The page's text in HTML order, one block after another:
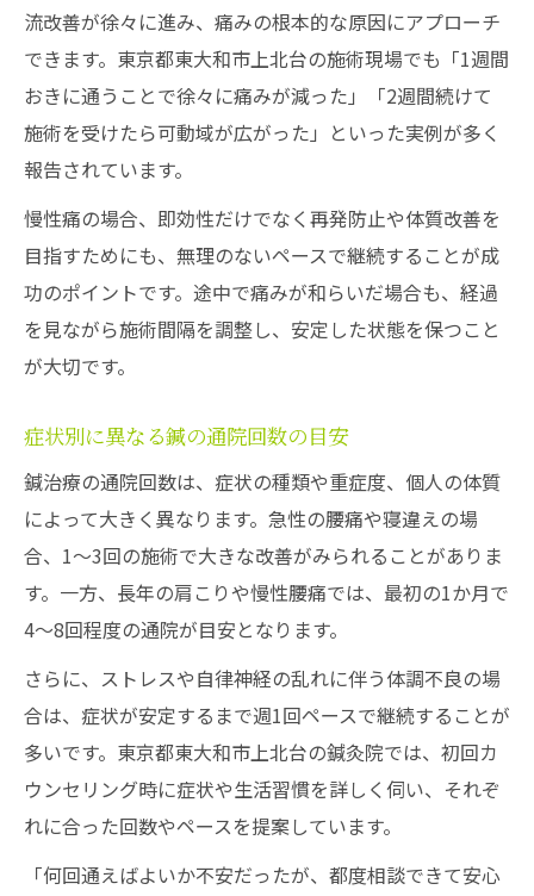
流改善が徐々に進み、痛みの根本的な原因にアプローチ
できます。東京都東大和市上北台の施術現場でも「1週間
おきに通うことで徐々に痛みが減った」「2週間続けて
施術を受けたら可動域が広がった」といった実例が多く
報告されています。
慢性痛の場合、即効性だけでなく再発防止や体質改善を
目指すためにも、無理のないペースで継続することが成
功のポイントです。途中で痛みが和らいだ場合も、経過
を見ながら施術間隔を調整し、安定した状態を保つこと
が大切です。
症状別に異なる鍼の通院回数の目安
鍼治療の通院回数は、症状の種類や重症度、個人の体質
によって大きく異なります。急性の腰痛や寝違えの場
合、1〜3回の施術で大きな改善がみられることがありま
す。一方、長年の肩こりや慢性腰痛では、最初の1か月で
4〜8回程度の通院が目安となります。
さらに、ストレスや自律神経の乱れに伴う体調不良の場
合は、症状が安定するまで週1回ペースで継続することが
多いです。東京都東大和市上北台の鍼灸院では、初回カ
ウンセリング時に症状や生活習慣を詳しく伺い、それぞ
れに合った回数やペースを提案しています。
「何回通えばよいか不安だったが、都度相談できて安心